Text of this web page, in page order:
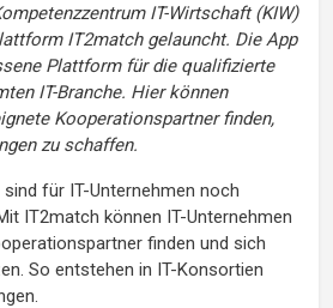
IT-Wirtschaft (KIW)
IT2match gelauncht. Die App
Plattform für die qualifizierte
IT-Branche. Hier können
Kooperationspartner finden,
zu schaffen.
für IT-Unternehmen noch
IT2match können IT-Unternehmen
finden und sich
So entstehen in IT-Konsortien